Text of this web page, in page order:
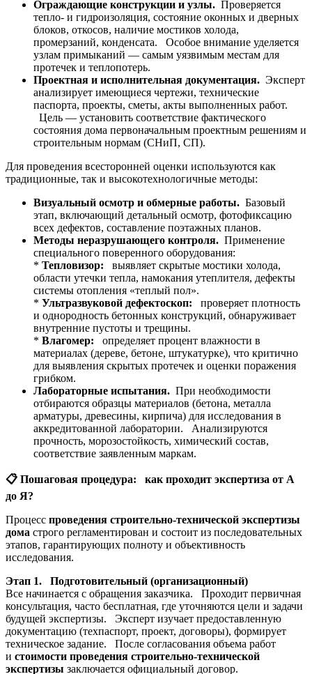
Ограждающие конструкции и узлы. Проверяется
тепло- и гидроизоляция, состояние оконных и дверных
блоков, откосов, наличие мостиков холода,
промерзаний, конденсата. Особое внимание уделяется
узлам примыканий — самым уязвимым местам для
протечек и теплопотерь.
Проектная и исполнительная документация. Эксперт
анализирует имеющиеся чертежи, технические
паспорта, проекты, сметы, акты выполненных работ.
Цель — установить соответствие фактического
состояния дома первоначальным проектным решениям и
строительным нормам (СНиП, СП).
Для проведения всесторонней оценки используются как
традиционные, так и высокотехнологичные методы:
Визуальный осмотр и обмерные работы. Базовый
этап, включающий детальный осмотр, фотофиксацию
всех дефектов, составление поэтажных планов.
Методы неразрушающего контроля. Применение
специального поверенного оборудования:
* Тепловизор:
выявляет скрытые мостики холода,
области утечки тепла, намокания утеплителя, дефекты
системы отопления «теплый пол».
* Ультразвуковой дефектоскоп:
проверяет плотность
и однородность бетонных конструкций, обнаруживает
внутренние пустоты и трещины.
* Влагомер:
определяет процент влажности в
материалах (дереве, бетоне, штукатурке), что критично
для выявления скрытых протечек и оценки поражения
грибком.
Лабораторные испытания. При необходимости
отбираются образцы материалов (бетона, металла
арматуры, древесины, кирпича) для исследования в
аккредитованной лаборатории. Анализируются
прочность, морозостойкость, химический состав,
соответствие заявленным маркам.
📋 Пошаговая процедура: как проходит экспертиза от А
до Я?
Процесс проведения строительно-технической экспертизы
дома строго регламентирован и состоит из последовательных
этапов, гарантирующих полноту и объективность
исследования.
Этап 1. Подготовительный (организационный)
Все начинается с обращения заказчика. Проходит первичная
консультация, часто бесплатная, где уточняются цели и задачи
будущей экспертизы. Эксперт изучает предоставленную
документацию (техпаспорт, проект, договоры), формирует
техническое задание. После согласования объема работ
и стоимости проведения строительно-технической
экспертизы заключается официальный договор.